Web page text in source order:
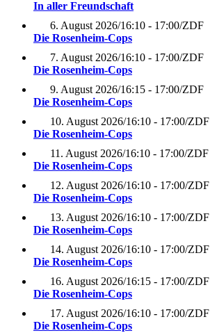
In aller Freundschaft
6. August 2026/16:10 - 17:00/ZDF
Die Rosenheim-Cops
7. August 2026/16:10 - 17:00/ZDF
Die Rosenheim-Cops
9. August 2026/16:15 - 17:00/ZDF
Die Rosenheim-Cops
10. August 2026/16:10 - 17:00/ZDF
Die Rosenheim-Cops
11. August 2026/16:10 - 17:00/ZDF
Die Rosenheim-Cops
12. August 2026/16:10 - 17:00/ZDF
Die Rosenheim-Cops
13. August 2026/16:10 - 17:00/ZDF
Die Rosenheim-Cops
14. August 2026/16:10 - 17:00/ZDF
Die Rosenheim-Cops
16. August 2026/16:15 - 17:00/ZDF
Die Rosenheim-Cops
17. August 2026/16:10 - 17:00/ZDF
Die Rosenheim-Cops